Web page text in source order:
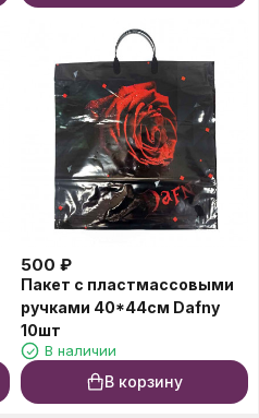
500 ₽
Пакет с пластмассовыми
ручками 40*44см Dafny
10шт
В наличии
В корзину